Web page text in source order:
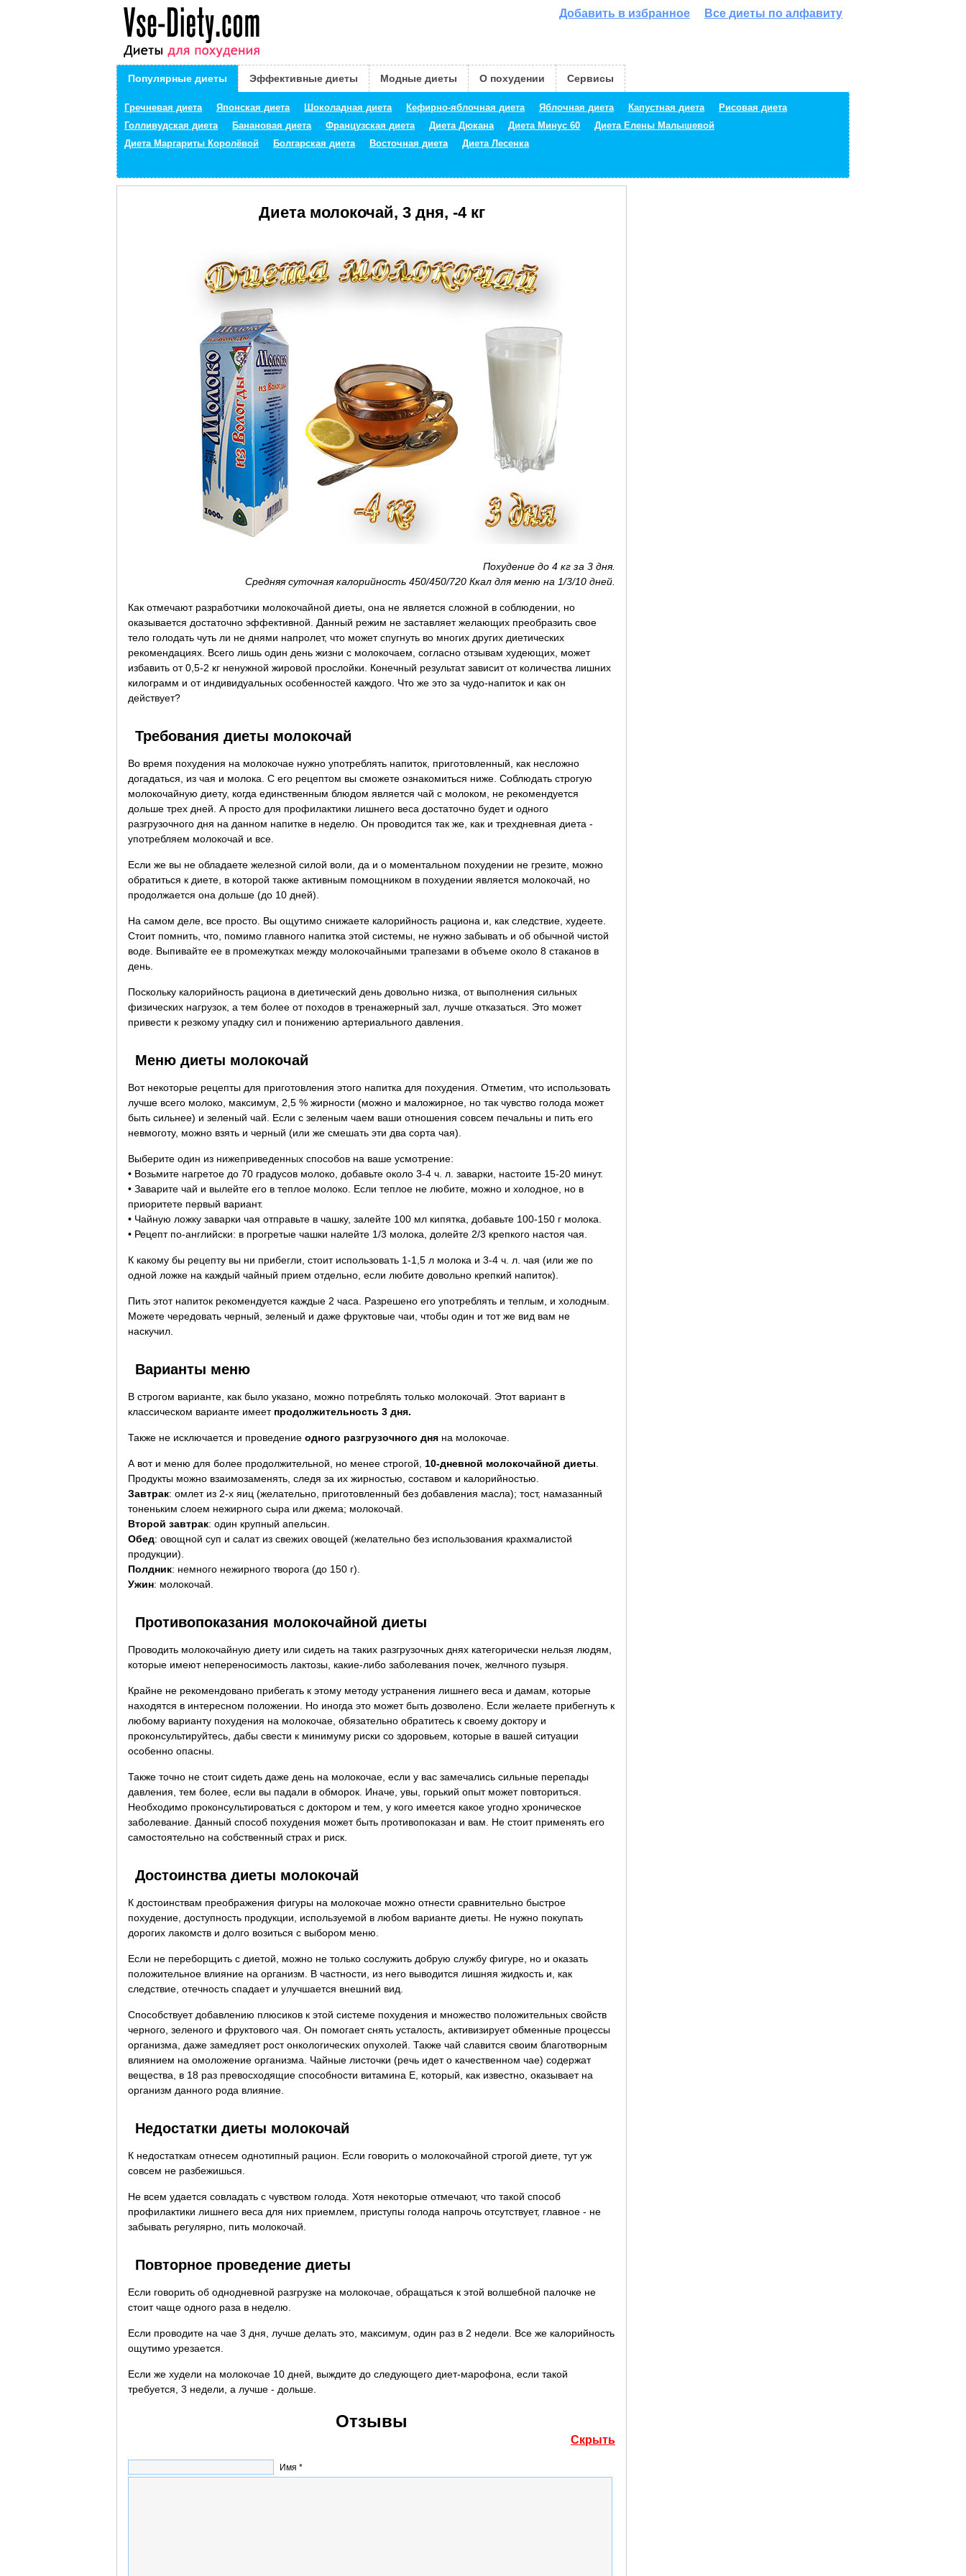
Все диеты по алфавиту
Добавить в избранное
Популярные диеты
Гречневая диета Японская диета Шоколадная диета Кефирно-яблочная диета Яблочная диета Капустная диета
Рисовая диета
Голливудская диета
Банановая диета Французская диета Диета Дюкана Диета Минус 60
Диета Елены Малышевой
Диета Маргариты Королёвой
Болгарская диета Восточная диета Диета Лесенка
Эффективные диеты Модные диеты О похудении Сервисы
Диета молокочай, 3 дня, -4 кг
Похудение до 4 кг за 3 дня.
Средняя суточная калорийность 450/450/720 Ккал для меню на 1/3/10 дней.
Как отмечают разработчики молокочайной диеты, она не является сложной в соблюдении, но
оказывается достаточно эффективной. Данный режим не заставляет желающих преобразить свое
тело голодать чуть ли не днями напролет, что может спугнуть во многих других диетических
рекомендациях. Всего лишь один день жизни с молокочаем, согласно отзывам худеющих, может
избавить от 0,5-2 кг ненужной жировой прослойки. Конечный результат зависит от количества лишних
килограмм и от индивидуальных особенностей каждого. Что же это за чудо-напиток и как он
действует?
Требования диеты молокочай
Во время похудения на молокочае нужно употреблять напиток, приготовленный, как несложно
догадаться, из чая и молока. С его рецептом вы сможете ознакомиться ниже. Соблюдать строгую
молокочайную диету, когда единственным блюдом является чай с молоком, не рекомендуется
дольше трех дней. А просто для профилактики лишнего веса достаточно будет и одного
разгрузочного дня на данном напитке в неделю. Он проводится так же, как и трехдневная диета -
употребляем молокочай и все.
Если же вы не обладаете железной силой воли, да и о моментальном похудении не грезите, можно
обратиться к диете, в которой также активным помощником в похудении является молокочай, но
продолжается она дольше (до 10 дней).
На самом деле, все просто. Вы ощутимо снижаете калорийность рациона и, как следствие, худеете.
Стоит помнить, что, помимо главного напитка этой системы, не нужно забывать и об обычной чистой
воде. Выпивайте ее в промежутках между молокочайными трапезами в объеме около 8 стаканов в
день.
Поскольку калорийность рациона в диетический день довольно низка, от выполнения сильных
физических нагрузок, а тем более от походов в тренажерный зал, лучше отказаться. Это может
привести к резкому упадку сил и понижению артериального давления.
Меню диеты молокочай
Вот некоторые рецепты для приготовления этого напитка для похудения. Отметим, что использовать
лучше всего молоко, максимум, 2,5 % жирности (можно и маложирное, но так чувство голода может
быть сильнее) и зеленый чай. Если с зеленым чаем ваши отношения совсем печальны и пить его
невмоготу, можно взять и черный (или же смешать эти два сорта чая).
Выберите один из нижеприведенных способов на ваше усмотрение:
• Возьмите нагретое до 70 градусов молоко, добавьте около 3-4 ч. л. заварки, настоите 15-20 минут.
• Заварите чай и вылейте его в теплое молоко. Если теплое не любите, можно и холодное, но в
приоритете первый вариант.
• Чайную ложку заварки чая отправьте в чашку, залейте 100 мл кипятка, добавьте 100-150 г молока.
• Рецепт по-английски: в прогретые чашки налейте 1/3 молока, долейте 2/3 крепкого настоя чая.
К какому бы рецепту вы ни прибегли, стоит использовать 1-1,5 л молока и 3-4 ч. л. чая (или же по
одной ложке на каждый чайный прием отдельно, если любите довольно крепкий напиток).
Пить этот напиток рекомендуется каждые 2 часа. Разрешено его употреблять и теплым, и холодным.
Можете чередовать черный, зеленый и даже фруктовые чаи, чтобы один и тот же вид вам не
наскучил.
Варианты меню
В строгом варианте, как было указано, можно потреблять только молокочай. Этот вариант в
классическом варианте имеет продолжительность 3 дня.
Также не исключается и проведение одного разгрузочного дня на молокочае.
А вот и меню для более продолжительной, но менее строгой, 10-дневной молокочайной диеты
Продукты можно взаимозаменять, следя за их жирностью, составом и калорийностью.
Завтрак: омлет из 2-х яиц (желательно, приготовленный без добавления масла); тост, намазанный
тоненьким слоем нежирного сыра или джема; молокочай.
Второй завтрак: один крупный апельсин.
Обед: овощной суп и салат из свежих овощей (желательно без использования крахмалистой
продукции).
Полдник: немного нежирного творога (до 150 г).
Ужин: молокочай.
Противопоказания молокочайной диеты
Проводить молокочайную диету или сидеть на таких разгрузочных днях категорически нельзя людям,
которые имеют непереносимость лактозы, какие-либо заболевания почек, желчного пузыря.
Крайне не рекомендовано прибегать к этому методу устранения лишнего веса и дамам, которые
находятся в интересном положении. Но иногда это может быть дозволено. Если желаете прибегнуть к
любому варианту похудения на молокочае, обязательно обратитесь к своему доктору и
проконсультируйтесь, дабы свести к минимуму риски со здоровьем, которые в вашей ситуации
особенно опасны.
Также точно не стоит сидеть даже день на молокочае, если у вас замечались сильные перепады
давления, тем более, если вы падали в обморок. Иначе, увы, горький опыт может повториться.
Необходимо проконсультироваться с доктором и тем, у кого имеется какое угодно хроническое
заболевание. Данный способ похудения может быть противопоказан и вам. Не стоит применять его
самостоятельно на собственный страх и риск.
Достоинства диеты молокочай
К достоинствам преображения фигуры на молокочае можно отнести сравнительно быстрое
похудение, доступность продукции, используемой в любом варианте диеты. Не нужно покупать
дорогих лакомств и долго возиться с выбором меню.
Если не переборщить с диетой, можно не только сослужить добрую службу фигуре, но и оказать
положительное влияние на организм. В частности, из него выводится лишняя жидкость и, как
следствие, отечность спадает и улучшается внешний вид.
Способствует добавлению плюсиков к этой системе похудения и множество положительных свойств
черного, зеленого и фруктового чая. Он помогает снять усталость, активизирует обменные процессы
организма, даже замедляет рост онкологических опухолей. Также чай славится своим благотворным
влиянием на омоложение организма. Чайные листочки (речь идет о качественном чае) содержат
вещества, в 18 раз превосходящие способности витамина Е, который, как известно, оказывает на
организм данного рода влияние.
Недостатки диеты молокочай
К недостаткам отнесем однотипный рацион. Если говорить о молокочайной строгой диете, тут уж
совсем не разбежишься.
Не всем удается совладать с чувством голода. Хотя некоторые отмечают, что такой способ
профилактики лишнего веса для них приемлем, приступы голода напрочь отсутствует, главное - не
забывать регулярно, пить молокочай.
Повторное проведение диеты
Если говорить об однодневной разгрузке на молокочае, обращаться к этой волшебной палочке не
стоит чаще одного раза в неделю.
Если проводите на чае 3 дня, лучше делать это, максимум, один раз в 2 недели. Все же калорийность
ощутимо урезается.
Если же худели на молокочае 10 дней, выждите до следующего диет-марофона, если такой
требуется, 3 недели, а лучше - дольше.
Отзывы
Скрыть
Имя *